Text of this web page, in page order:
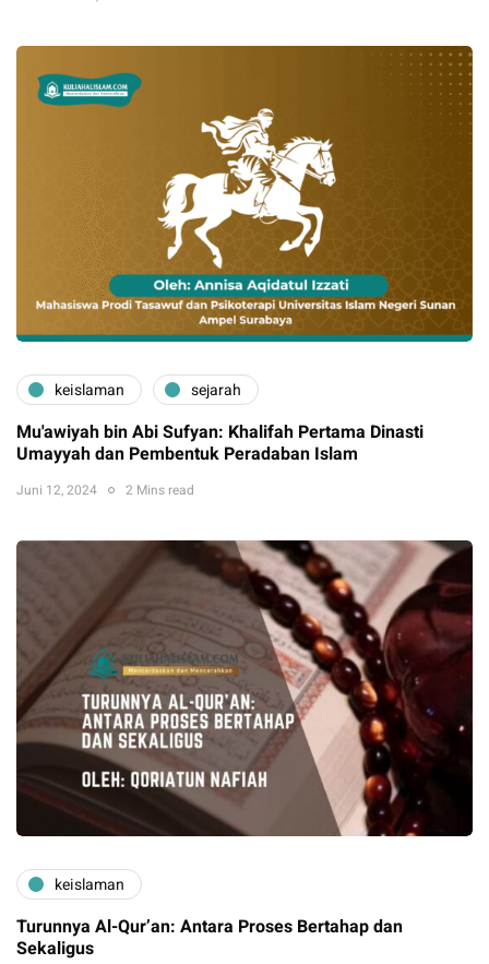
keislaman sejarah
Mu'awiyah bin Abi Sufyan: Khalifah Pertama Dinasti
Umayyah dan Pembentuk Peradaban Islam
Juni 12, 2024 2 Mins read
keislaman
Turunnya Al-Qur’an: Antara Proses Bertahap dan
Sekaligus